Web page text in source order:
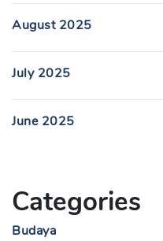
August 2025
July 2025
June 2025
Categories
Budaya